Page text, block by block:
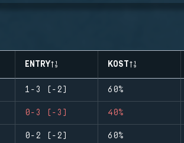
ENTRY KOST
1-3 (-2) 60%
0-3 (-3) 40%
0-2 (-2) 60%